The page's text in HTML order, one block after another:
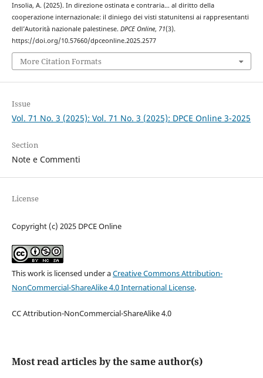
Insolia, A. (2025). In direzione ostinata e contraria… al diritto della
cooperazione internazionale: il diniego dei visti statunitensi ai rappresentanti
dell’Autorità nazionale palestinese. DPCE Online, 71(3).
https://doi.org/10.57660/dpceonline.2025.2577
More Citation Formats
Issue
Vol. 71 No. 3 (2025): Vol. 71 No. 3 (2025): DPCE Online 3-2025
Section
Note e Commenti
License
Copyright (c) 2025 DPCE Online
This work is licensed under aCreative Commons Attribution-
NonCommercial-ShareAlike 4.0 International License.
CC Attribution-NonCommercial-ShareAlike 4.0
Most read articles by the same author(s)